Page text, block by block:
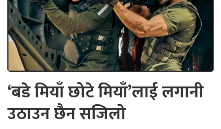
‘बडे मियाँ छोटे मियाँ’लाई लगानी
उठाउन छैन सजिलो